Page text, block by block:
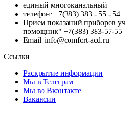
единый многоканальный
телефон: +7(383) 383 - 55 - 54
Прием показаний приборов
помощник" +7(383) 383-57-55
Email: info@comfort-acd.ru
Ссылки
Раскрытие информации
Мы в Телеграм
Мы во Вконтакте
Вакансии